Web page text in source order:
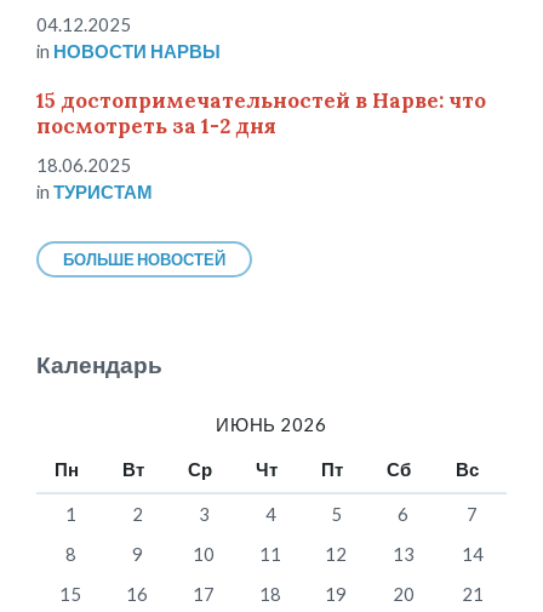
04.12.2025
in НОВОСТИ НАРВЫ
15 достопримечательностей в Нарве: что
посмотреть за 1-2 дня
18.06.2025
in ТУРИСТАМ
БОЛЬШЕ НОВОСТЕЙ
Календарь
ИЮНЬ 2026
Пн Вт Ср Чт Пт Сб Вс
1 2 3 4 5 6
7
8
9 10 11 12 13
14
15
16 17 18 19 20
21